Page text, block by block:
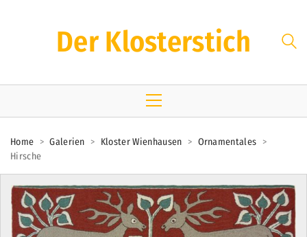
Der Klosterstich
Home > Galerien > Kloster Wienhausen > Ornamentales >
Hirsche